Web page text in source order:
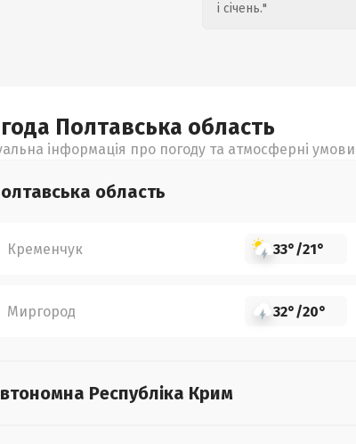
і січень."
Полтавська область
інформація про погоду та атмосферні умови
область
Кременчук 33°/21°
Миргород 32°/20°
Республіка Крим